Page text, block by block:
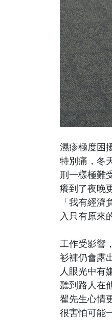
濕疹極度困
特別痛，冬
刑一樣極難
癢到了夜晚
「我有經
入只有原來
工作受影響
衫褲仍會露
人眼光中有
聽到路人在
翟先生心情
很害怕可能